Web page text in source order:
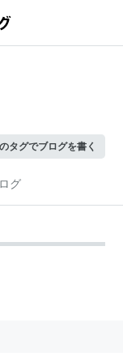
タグでブログを書く
グ